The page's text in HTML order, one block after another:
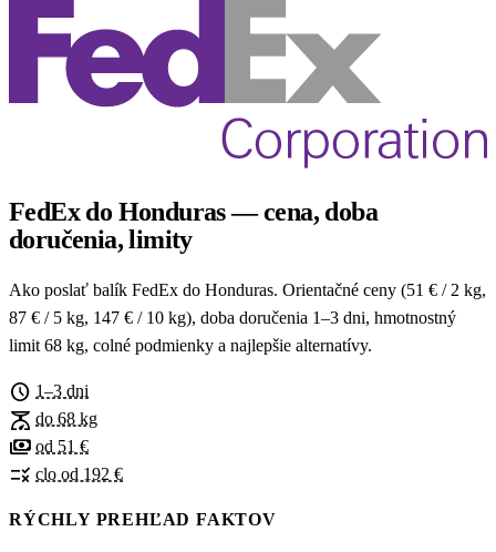
FedEx do Honduras — cena, doba
doručenia, limity
Ako poslať balík FedEx do Honduras. Orientačné ceny (51 € / 2 kg,
87 € / 5 kg, 147 € / 10 kg), doba doručenia 1–3 dni, hmotnostný
limit 68 kg, colné podmienky a najlepšie alternatívy.
schedule 1–3 dni
scale do 68 kg
payments od 51 €
rule clo od 192 €
RÝCHLY PREHĽAD FAKTOV